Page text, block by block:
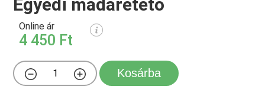
Egyedi madáretető
Online ár
4 450 Ft
Kosárba